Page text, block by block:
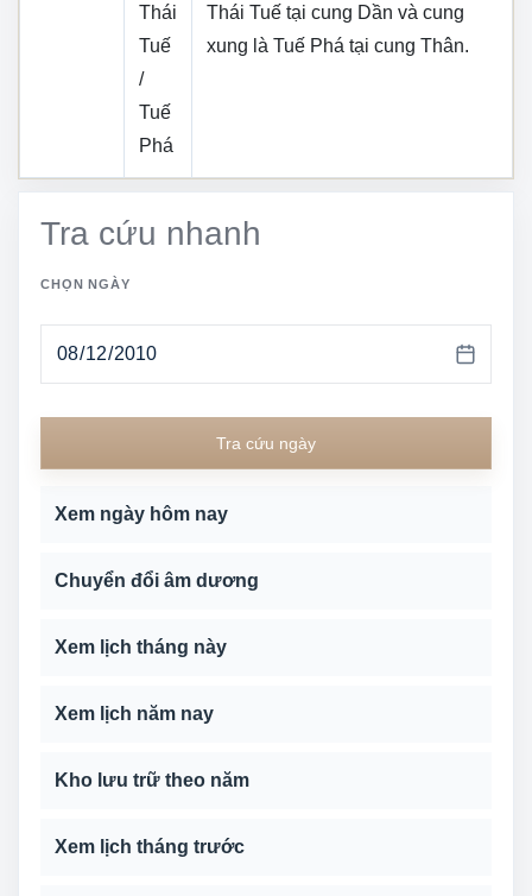
Thái
Tuế
/
Tuế
Phá
Thái Tuế tại cung Dần và cung
xung là Tuế Phá tại cung Thân.
Tra cứu nhanh
CHỌN NGÀY
Tra cứu ngày
Xem ngày hôm nay
Chuyển đổi âm dương
Xem lịch tháng này
Xem lịch năm nay
Kho lưu trữ theo năm
Xem lịch tháng trước